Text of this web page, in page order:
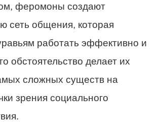
феромоны создают
сеть общения, которая
работать эффективно и
обстоятельство делает их
сложных существ на
зрения социального